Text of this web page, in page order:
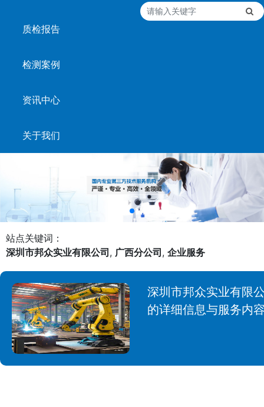
质检报告
检测案例
资讯中心
关于我们
站点关键词：
深圳市邦众实业有限公司 , 广西分公司 , 企业服务
深圳市邦众实业有限
的详细信息与服务内